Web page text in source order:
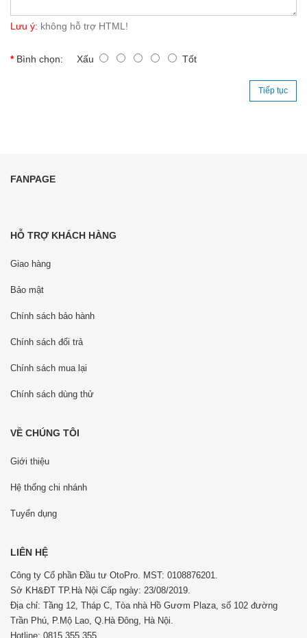
Lưu ý: không hỗ trợ HTML!
Bình chọn: Xấu Tốt
Tiếp tục
FANPAGE
HỖ TRỢ KHÁCH HÀNG
Giao hàng
Bảo mật
Chính sách bảo hành
Chính sách đổi trả
Chính sách mua lại
Chính sách dùng thử
VỀ CHÚNG TÔI
Giới thiệu
Hệ thống chi nhánh
Tuyển dụng
LIÊN HỆ
Công ty Cổ phần Đầu tư OtoPro. MST: 0108876201.
Sở KH&ĐT TP.Hà Nội Cấp ngày: 23/08/2019.
Địa chỉ: Tầng 12, Tháp C, Tòa nhà Hồ Gươm Plaza, số 102 đường
Trần Phú, P.Mộ Lao, Q.Hà Đông, Hà Nội.
Hotline: 0815 355 355